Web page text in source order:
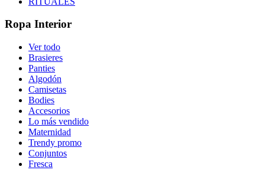
Ropa Interior
Ver todo
Brasieres
Panties
Algodón
Camisetas
Bodies
Accesorios
Lo más vendido
Maternidad
Trendy promo
Conjuntos
Fresca